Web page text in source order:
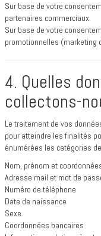
Sur base de votre
partenaires commerciaux.
Sur base de votre
promotionnelles (marketing
4. Quelles
collectons-
Le traitement de vos
pour atteindre les finalités
énumérées les catégories
Nom, prénom et
Adresse mail et mot de
Numéro de téléphone
Date de naissance
Sexe
Coordonnées bancaires